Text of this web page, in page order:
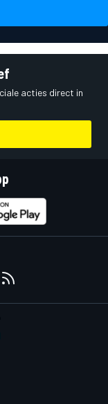
acties direct in